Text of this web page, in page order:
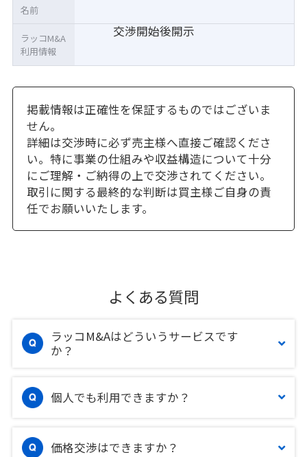
交渉開始後開示
名前
ラッコM&A
利用情報
掲載情報は正確性を保証するものではございま
せん。
詳細は交渉時に必ず売主様へ直接ご確認くださ
い。特に事業の仕組みや収益構造について十分
にご理解・ご納得の上で交渉されてください。
取引に関する最終的な判断は買主様ご自身の責
任でお願いいたします。
よくある質問
ラッコM&Aはどういうサービスです
か？
個人でも利用できますか？
価格交渉はできますか？